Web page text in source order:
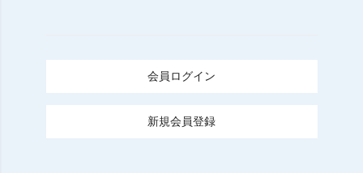
会員ログイン
新規会員登録